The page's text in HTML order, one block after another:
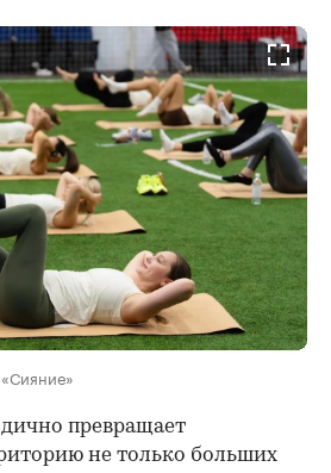
превращает
не только больших